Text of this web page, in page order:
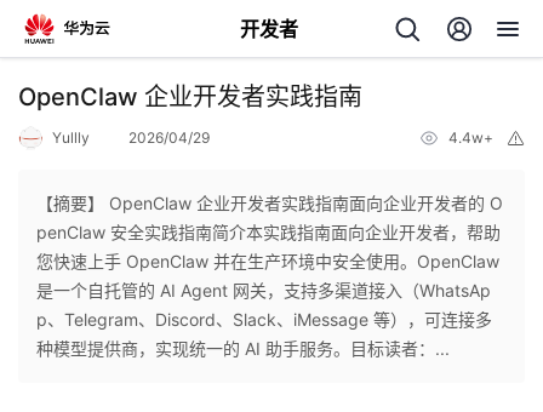
开发者
返
个
人
我
OpenClaw 企业开发者实践指南
Yullly 2026/04/29 4.4w+
【摘要】 OpenClaw 企业开发者实践指南面向企业开发者的 O
penClaw 安全实践指南简介本实践指南面向企业开发者，帮助
您快速上手 OpenClaw 并在生产环境中安全使用。OpenClaw
是一个自托管的 AI Agent 网关，支持多渠道接入（WhatsAp
p、Telegram、Discord、Slack、iMessage 等），可连接多
种模型提供商，实现统一的 AI 助手服务。目标读者：...